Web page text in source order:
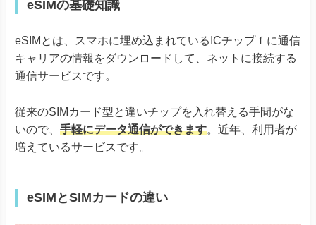
eSIMの基礎知識
eSIMとは、スマホに埋め込まれているICチップｆに通信
キャリアの情報をダウンロードして、ネットに接続する
通信サービスです。
従来のSIMカード型と違いチップを入れ替える手間がな
いので、 手軽にデータ通信ができます。近年、利用者が
増えているサービスです。
eSIMとSIMカードの違い